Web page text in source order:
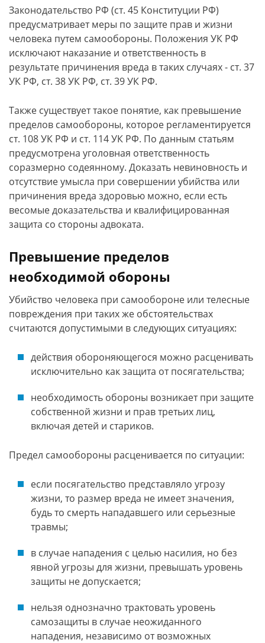
Законодательство РФ (ст. 45 Конституции РФ)
предусматривает меры по защите прав и жизни
человека путем самообороны. Положения УК РФ
исключают наказание и ответственность в
результате причинения вреда в таких случаях - ст. 37
УК РФ, ст. 38 УК РФ, ст. 39 УК РФ.
Также существует такое понятие, как превышение
пределов самообороны, которое регламентируется
ст. 108 УК РФ и ст. 114 УК РФ. По данным статьям
предусмотрена уголовная ответственность
соразмерно содеянному. Доказать невиновность и
отсутствие умысла при совершении убийства или
причинения вреда здоровью можно, если есть
весомые доказательства и квалифицированная
защита со стороны адвоката.
Превышение пределов
необходимой обороны
Убийство человека при самообороне или телесные
повреждения при таких же обстоятельствах
считаются допустимыми в следующих ситуациях:
действия обороняющегося можно расценивать
исключительно как защита от посягательства;
необходимость обороны возникает при защите
собственной жизни и прав третьих лиц,
включая детей и стариков.
Предел самообороны расценивается по ситуации:
если посягательство представляло угрозу
жизни, то размер вреда не имеет значения,
будь то смерть нападавшего или серьезные
травмы;
в случае нападения с целью насилия, но без
явной угрозы для жизни, превышать уровень
защиты не допускается;
нельзя однозначно трактовать уровень
самозащиты в случае неожиданного
нападения, независимо от возможных